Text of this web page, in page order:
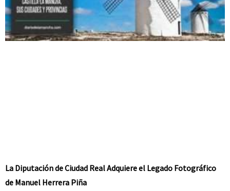
La Diputación de Ciudad Real Adquiere el Legado Fotográfico
de Manuel Herrera Piña